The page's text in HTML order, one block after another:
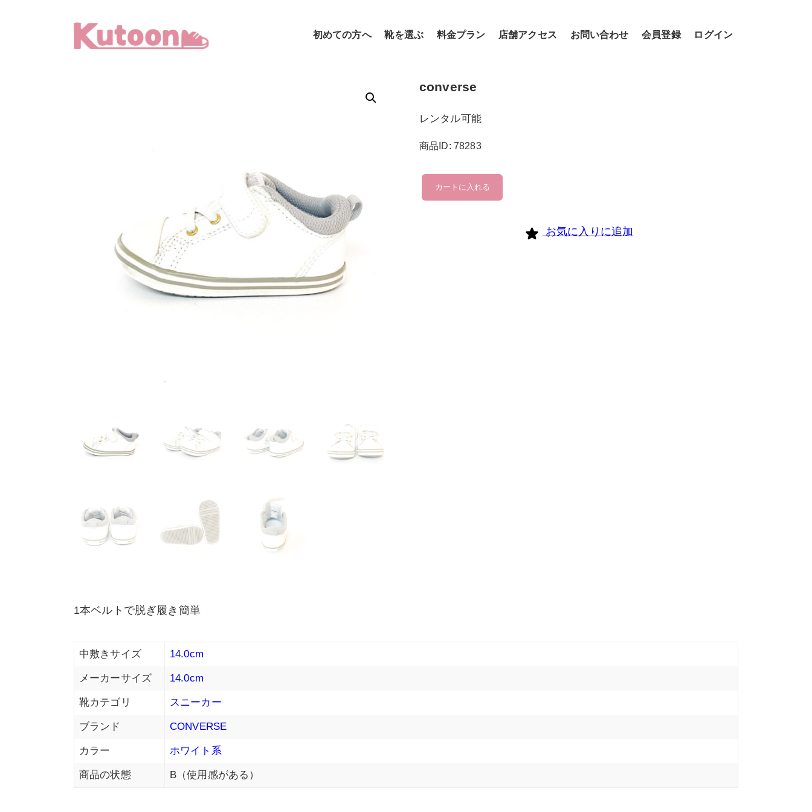
初めての方へ 靴を選ぶ 料金プラン 店舗アクセス お問い合わせ 会員登録 ログイン
converse
レンタル可能
商品ID: 78283
converse
個
カートに入れる
お気に入りに追加
1本ベルトで脱ぎ履き簡単
中敷きサイズ 14.0cm
メーカーサイズ 14.0cm
靴カテゴリ スニーカー
ブランド CONVERSE
カラー ホワイト系
商品の状態 B（使用感がある）